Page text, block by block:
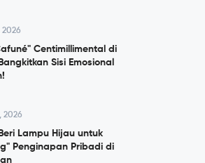
2026
Centimillimental di
Sisi Emosional
2026
Lampu Hijau untuk
Penginapan Pribadi di